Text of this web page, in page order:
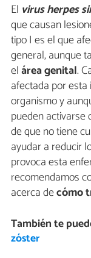
El virus herpes
que causan
tipo I es el que
general, aunque
elárea genital.
afectada por
organismo y
pueden activarse
de que no tiene
ayudar a reducir
provoca esta
recomendamos
acerca decómo
También te
zóster